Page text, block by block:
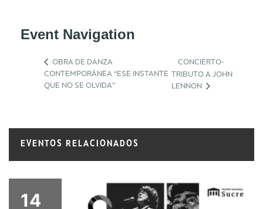
Event Navigation
OBRA DE DANZA
CONTEMPORÁNEA “ESE INSTANTE
QUE NO SE OLVIDA”
CONCIERTO-
TRIBUTO A JOHN
LENNON
EVENTOS RELACIONADOS
14